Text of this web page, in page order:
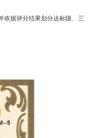
依据评分结果划分达标级、三